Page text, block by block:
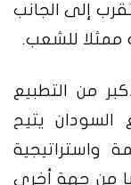
إلى الجانب
ممثلا للشعب.
من التطبيع
يتيح
واستراتيجية
من جهة أخرى